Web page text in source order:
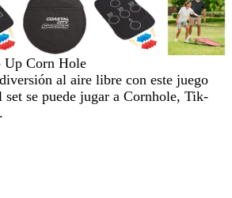
ampliable
con
zoom
mínimo
para
expandir
tecla
más
(+)
y
menos
ampliable
con
zoom
al
mínimo
clic
para
expandir
la
tecla
de
(+)
y
con
zoom
al
clic
para
la
tecla
de
más
(+)
y
Up Corn Hole
al aire libre con este juego
set se puede jugar a Cornhole, Tik-